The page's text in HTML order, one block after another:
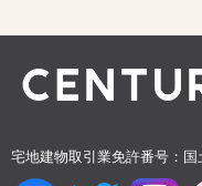
宅地建物取引業免許番号：